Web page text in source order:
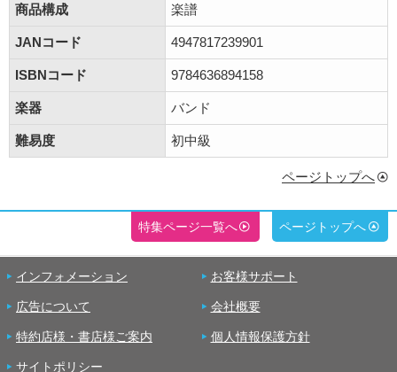
商品構成 楽譜
JANコード 4947817239901
ISBNコード 9784636894158
楽器 バンド
難易度 初中級
ページトップへ
特集ページ一覧へ ページトップへ
インフォメーション お客様サポート
広告について 会社概要
特約店様・書店様ご案内 個人情報保護方針
サイトポリシー